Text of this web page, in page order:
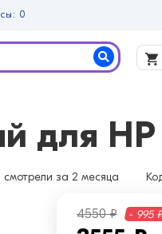
0
для HP
смотрели за 2 месяца
4550 ₽ - 995